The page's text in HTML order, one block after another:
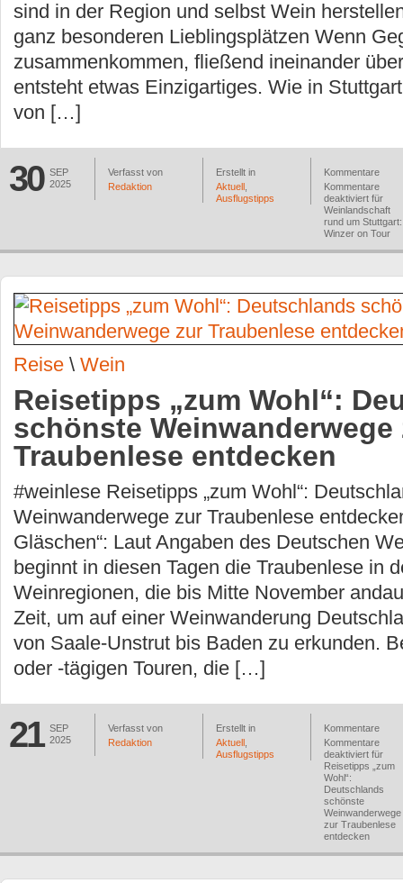
sind in der Region und selbst Wein
ganz besonderen Lieblingsplätzen Wenn
zusammenkommen, fließend ineinander
entsteht etwas Einzigartiges. Wie in
von […]
30 SEP
2025
Verfasst von
Redaktion
Erstellt in
Aktuell
Ausflugstipps
Kommentare
Kommentare
deaktiviert für
Weinlandschaft
rund um Stuttgart:
Winzer on Tour
Reise \ Wein
Reisetipps „zum Wohl“:
schönste Weinwanderwege
Traubenlese entdecken
#weinlese Reisetipps „zum Wohl“:
Weinwanderwege zur Traubenlese
Gläschen“: Laut Angaben des Deutschen
beginnt in diesen Tagen die Traubenlese in
Weinregionen, die bis Mitte November
Zeit, um auf einer Weinwanderung
von Saale-Unstrut bis Baden zu erkunden.
oder -tägigen Touren, die […]
21 SEP
2025
Verfasst von
Redaktion
Erstellt in
Aktuell
Ausflugstipps
Kommentare
Kommentare
deaktiviert für
Reisetipps „zum
Wohl“:
Deutschlands
schönste
Weinwanderwege
zur Traubenlese
entdecken